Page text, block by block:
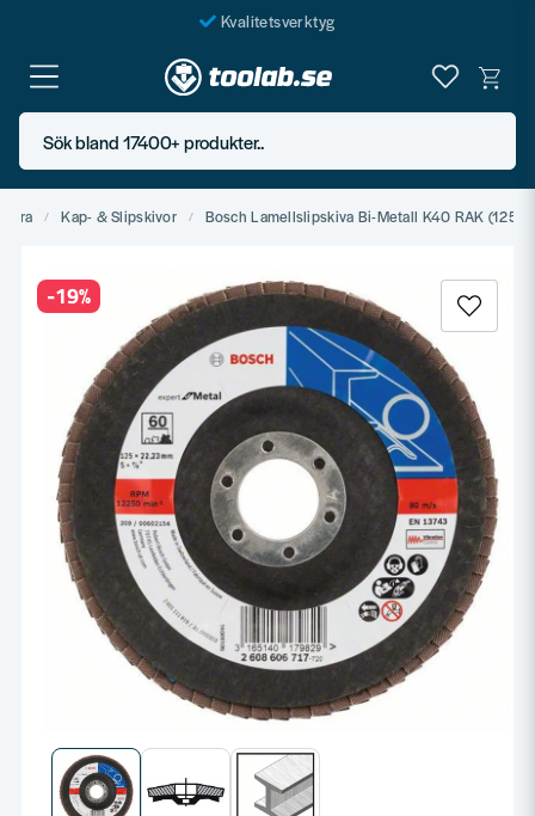
Kvalitetsverktyg
Fraktfritt över 999 SEK*
En järnhandel för alla
Butik i Göteborg
Sök bland 17400+ produkter..
Kap- & Slipskivor Bosch Lamellslipskiva Bi-Metall K40 RAK
-19%